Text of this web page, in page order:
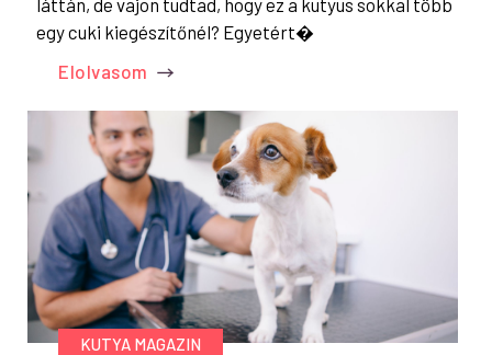
egy cuki kiegészítőnél? Egyetért�
Elolvasom
KUTYA MAGAZIN